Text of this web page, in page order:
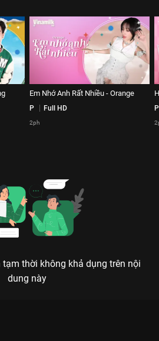
Em Nhớ Anh Rất Nhiều - Orange
P Full HD
2ph
P
thời không khả dụng trên nội
dung này